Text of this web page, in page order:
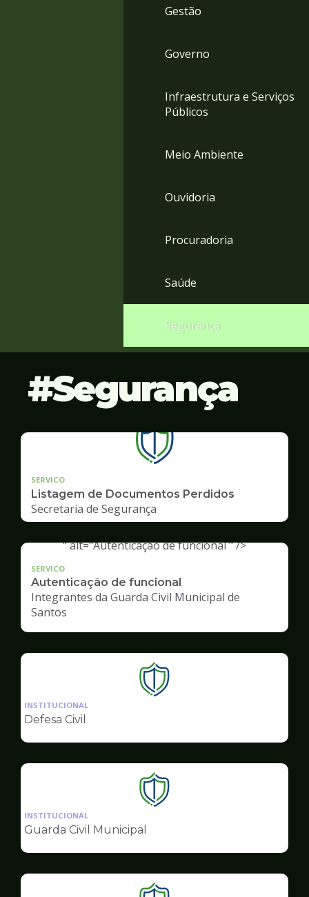
Gestão
Governo
Infraestrutura e Serviços
Públicos
Meio Ambiente
Ouvidoria
Procuradoria
Saúde
Segurança
Segurança
SERVICO
Listagem de Documentos Perdidos
Secretaria de Segurança
" alt="Autenticação de funcional " />
SERVICO
Autenticação de funcional
Integrantes da Guarda Civil Municipal de
Santos
Ilustração
da
Segurança
INSTITUCIONAL
Defesa Civil
Ilustração
da
Segurança
INSTITUCIONAL
Guarda Civil Municipal